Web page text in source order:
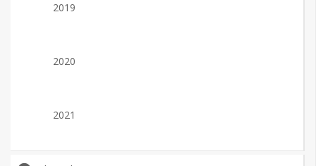
2019
2020
2021